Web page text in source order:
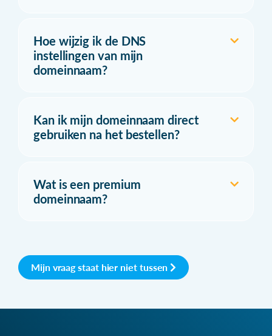
Hoe wijzig ik de DNS
instellingen van mijn
domeinnaam?
Kan ik mijn domeinnaam direct
gebruiken na het bestellen?
Wat is een premium
domeinnaam?
Mijn vraag staat hier niet tussen